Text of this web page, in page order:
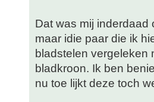
Dat was mij
maar idie paar die ik
bladstelen vergeleken
bladkroon. Ik ben
nu toe lijkt deze toch